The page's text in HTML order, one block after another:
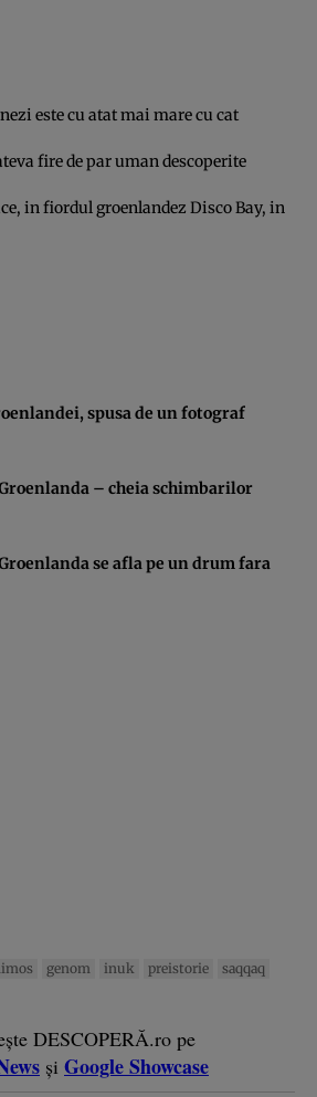
este cu atat mai mare cu cat
fire de par uman descoperite
in fiordul groenlandez Disco Bay, in
spusa de un fotograf
– cheia schimbarilor
se afla pe un drum fara
genom inuk preistorie saqqaq
DESCOPERĂ.ro pe
și Google Showcase